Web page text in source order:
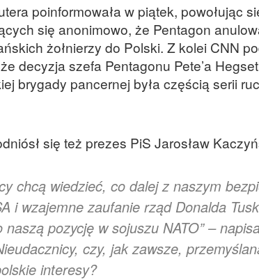
poinformowała w piątek, powołując
się anonimowo, że Pentagon
żołnierzy do Polski. Z kolei CNN
decyzja szefa Pentagonu Pete’a
brygady pancernej była częścią serii
się też prezes PiS Jarosław
chcą wiedzieć, co dalej z naszym
i wzajemne zaufanie rząd Donalda
naszą pozycję w sojuszu NATO” –
czy, jak zawsze,
interesy?